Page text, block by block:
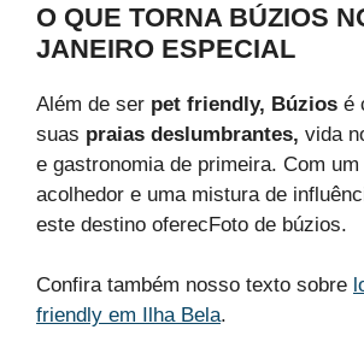
O QUE TORNA BÚZIOS
JANEIRO ESPECIAL
Além de ser pet friendly, Búzios é
suas praias deslumbrantes, vida
e gastronomia de primeira. Com
acolhedor e uma mistura de
este destino oferecFoto de búzios.
Confira também nosso texto sobre
friendly em Ilha Bela.